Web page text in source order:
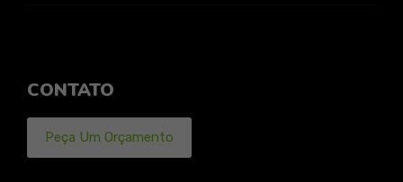
CONTATO
Peça Um Orçamento